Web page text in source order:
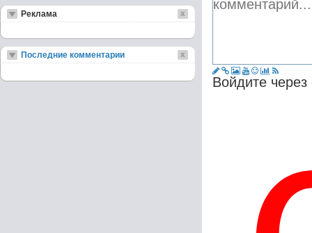
Войдите
Реклама
Последние комментарии